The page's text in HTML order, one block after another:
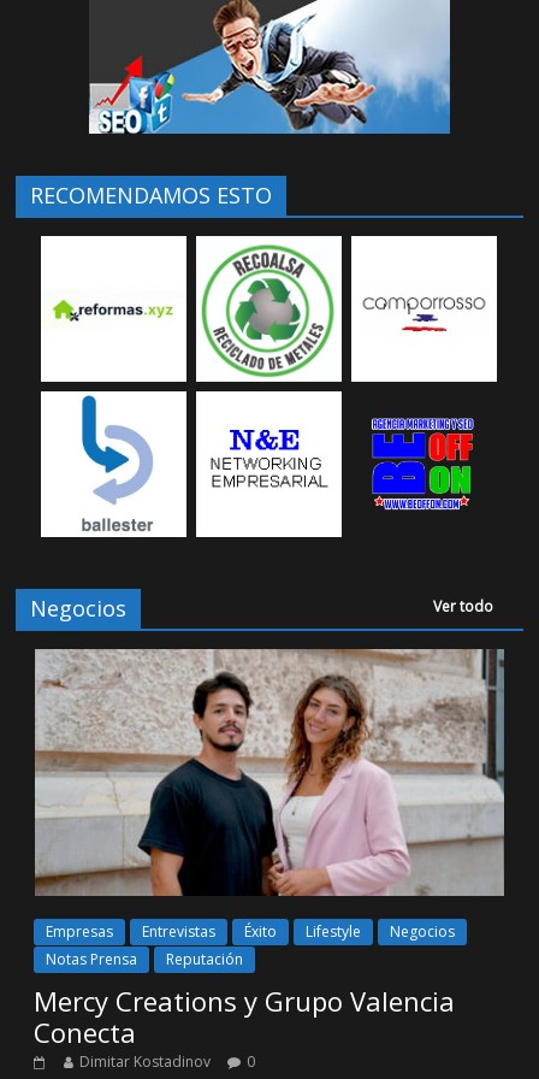
RECOMENDAMOS ESTO
Negocios Ver todo
Empresas Entrevistas Éxito Lifestyle
Negocios
Notas Prensa
Reputación
Mercy Creations y Grupo Valencia
Conecta
Dimitar Kostadinov 0